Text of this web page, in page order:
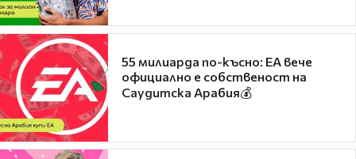
55 милиарда по-късно: EA вече
официално е собственост на
Саудитска Арабия💰